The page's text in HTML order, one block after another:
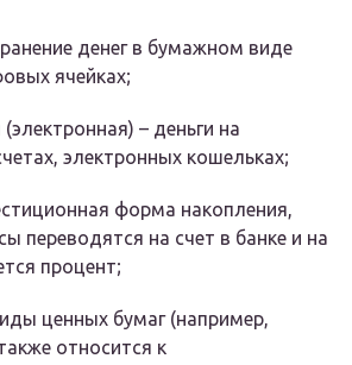
денег в бумажном виде
ячейках;
– деньги на
электронных кошельках;
форма накопления,
переводятся на счет в банке и на
процент;
ценных бумаг (например,
относится к